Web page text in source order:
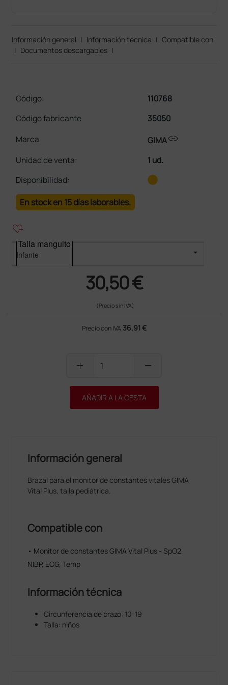
Información general | Información técnica | Compatible con
| Documentos descargables |
Código:
110768
Código fabricante
35050
Marca
GIMAlink
Unidad de venta:
1 ud.
Disponibilidad:
En stock en 15 días laborables.
heart_plus
Talla manguito
30,50 €
(Precio sin IVA)
Precio con IVA 36,91 €
add remove
AÑADIR A LA CESTA
Información general
Brazal para el monitor de constantes vitales GIMA
Vital Plus, talla pediátrica.
Compatible con
• Monitor de constantes GIMA Vital Plus - SpO2,
NIBP, ECG, Temp
Información técnica
Circunferencia de brazo: 10-19
Talla: niños